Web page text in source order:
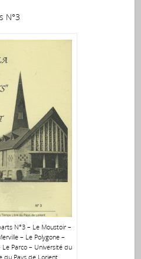
N°3
N°3 – Le Moustoir –
– Le Polygone –
Parco – Université du
du Pays de Lorient